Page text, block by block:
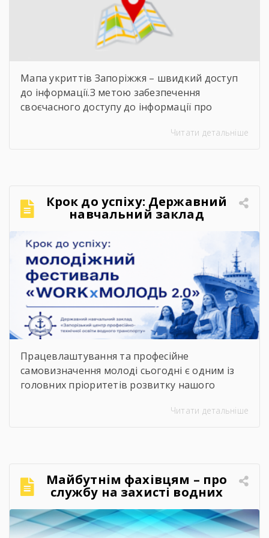
Мапа укриттів Запоріжжя – швидкий доступ
до інформації.З метою забезпечення
своєчасного доступу до інформації про
пропонуємо скористатися інтерактивною
щодо розташування укриттів доступна на
офіційних інформаційних ресурсах: ▪️
Запорізької обласної військової адміністрації
– у розділі «Укриття»; ▪️ […]
Читати детальніше
Крок до успіху: Державний
навчальний заклад
«Запорізький центр
професійно-технічної освіти
водного транспорту»
підкорює молодіжний
фестиваль «WORKxМОЛОДЬ
2.0»
Працевлаштування та професійне
самовизначення молоді сьогодні є одним із
головних пріоритетів розвитку нашого
правила, потребуючи вмотивованих і
обрати, де знайти перше робоче місце та як
правильно налагодити контакт із майбутніми
роботодавцями. Саме з метою допомогти
молоді […]
Читати детальніше
Майбутнім фахівцям – про
службу на захисті водних